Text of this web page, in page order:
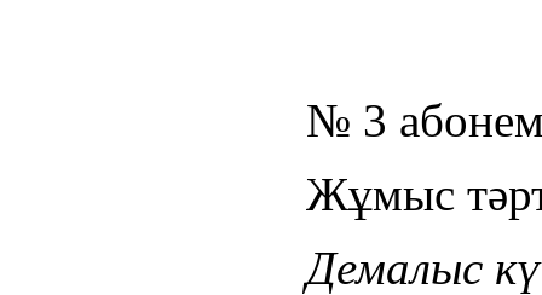
№ 3
Жұмыс
Демалыс